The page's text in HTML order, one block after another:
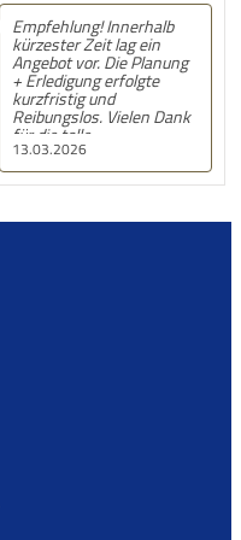
13.03.2026
Empfehlung! Innerhalb
kürzester Zeit lag ein
Angebot vor. Die Planung
+ Erledigung erfolgte
kurzfristig und
Reibungslos. Vielen Dank
für die tolle
Unterstützung! Nächstes
Mal gerne wieder! :) LG,
S.N.